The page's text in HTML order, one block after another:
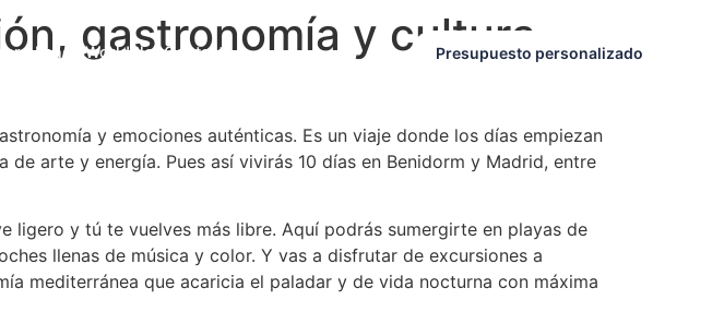
Lands WorldBlogContacto Presupuesto personalizado
gastronomía y cultura
y emociones auténticas. Es un viaje donde los días empiezan
arte y energía. Pues así vivirás 10 días en Benidorm y Madrid, entre
y tú te vuelves más libre. Aquí podrás sumergirte en playas de
llenas de música y color. Y vas a disfrutar de excursiones a
mediterránea que acaricia el paladar y de vida nocturna con máxima